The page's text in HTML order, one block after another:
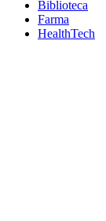
Biblioteca
Farma
HealthTech